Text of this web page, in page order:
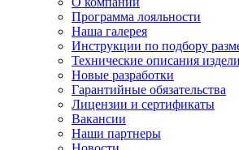
Программа лояльности
Наша галерея
Инструкции по подбору
Технические описания
Новые разработки
Гарантийные обязательства
Лицензии и сертификаты
Вакансии
Наши партнеры